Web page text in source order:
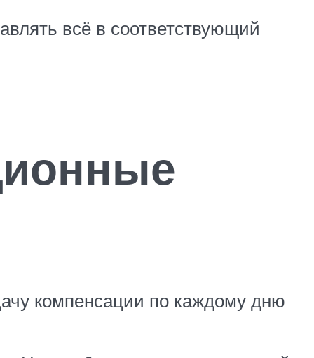
всё в соответствующий
компенсации по каждому дню